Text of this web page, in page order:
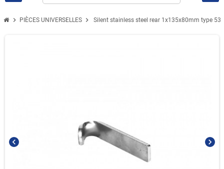
chevron_right PIÈCES UNIVERSELLES chevron_right Silent stainless steel rear 1x135x80mm type 53
chevron_left chevron_right